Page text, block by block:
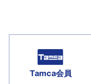
Tamca会員